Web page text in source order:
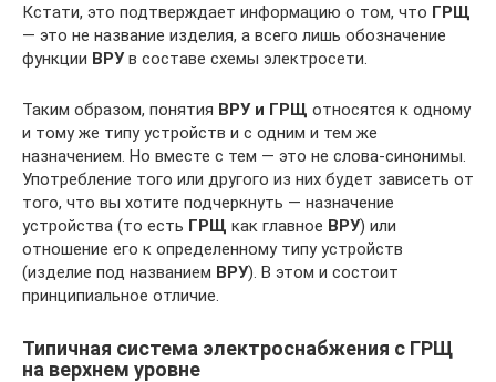
Кстати, это подтверждает информацию о том, что ГРЩ
— это не название изделия, а всего лишь обозначение
функции ВРУв составе схемы электросети.
Таким образом, понятия ВРУ и ГРЩ относятся к одному
и тому же типу устройств и с одним и тем же
назначением. Но вместе с тем — это не слова-синонимы.
Употребление того или другого из них будет зависеть от
того, что вы хотите подчеркнуть — назначение
устройства (то есть ГРЩ как главное ВРУ) или
отношение его к определенному типу устройств
(изделие под названием ВРУ). В этом и состоит
принципиальное отличие.
Типичная система электроснабжения с ГРЩ
на верхнем уровне